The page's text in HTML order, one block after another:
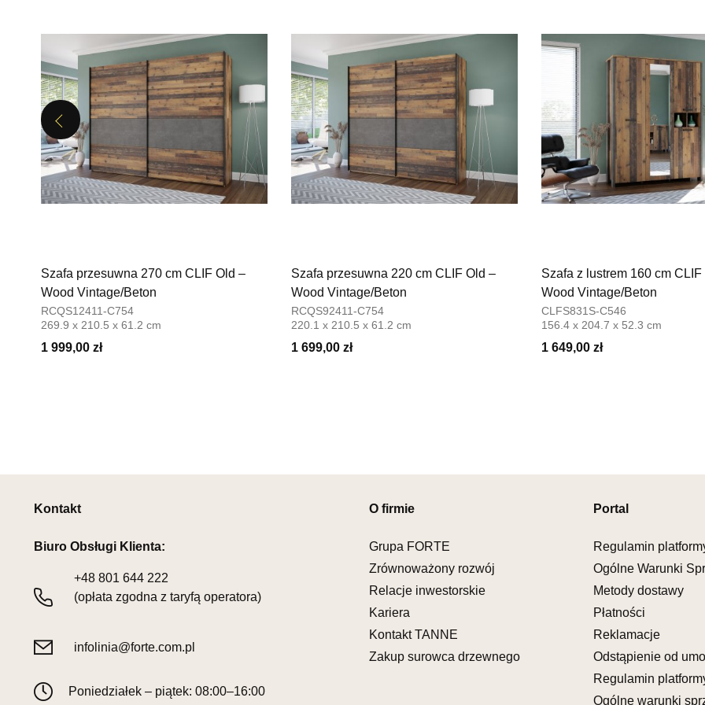
Adres e-
Godziny
Pn-Pt:
SALON
Salon
UL.PLAC
76-200
Nr tel.
SALON
Salon
66-600
Adres e-
Pn-Pt:
Salon
83-340
Previous
Szafa przesuwna 270 cm CLIF Old –
Wood Vintage/Beton
RCQS12411-C754
269.9 x 210.5 x 61.2 cm
1 999,00 zł
Szafa przesuwna 220 cm CLIF Old –
Wood Vintage/Beton
RCQS92411-C754
220.1 x 210.5 x 61.2 cm
1 699,00 zł
Szafa z lustrem 160 cm CLIF
Wood Vintage/Beton
CLFS831S-C546
156.4 x 204.7 x 52.3 cm
1 649,00 zł
Kontakt
Biuro Obsługi Klienta:
+48 801 644 222
(opłata zgodna z taryfą operatora)
infolinia@forte.com.pl
Poniedziałek – piątek: 08:00–16:00
O firmie
Grupa FORTE
Zrównoważony rozwój
Relacje inwestorskie
Kariera
Kontakt TANNE
Zakup surowca drzewnego
Portal
Regulamin
Ogólne Warunki
Metody dostawy
Płatności
Reklamacje
Odstąpienie od
Regulamin
Ogólne warunki